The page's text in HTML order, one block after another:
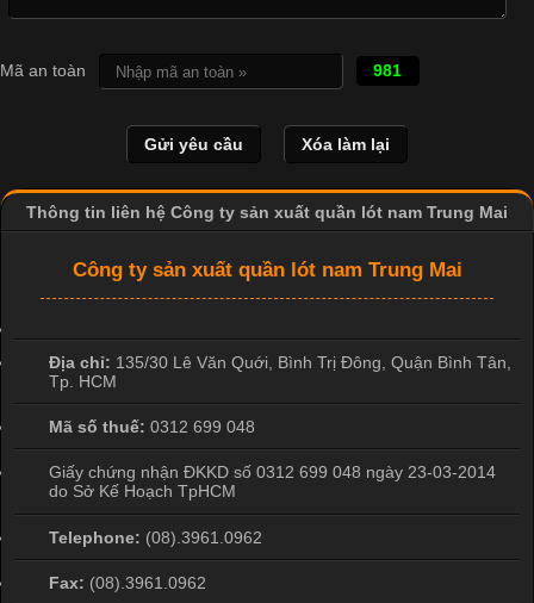
Mã an toàn 981
Thông tin liên hệ Công ty sản xuất quần lót nam Trung Mai
Công ty sản xuất quần lót nam Trung Mai
Địa chỉ: 135/30 Lê Văn Quới, Bình Trị Đông Quận Bình Tân
Tp. HCM
Mã số thuế: 0312 699 048
Giấy chứng nhận ĐKKD số 0312 699 048 ngày 23-03-2014
do Sở Kế Hoạch TpHCM
Telephone: (08).3961.0962
Fax: (08).3961.0962